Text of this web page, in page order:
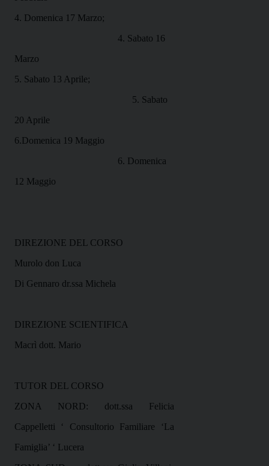
4. Domenica 17 Marzo;
4. Sabato 16
Marzo
5. Sabato 13 Aprile;
5. Sabato
20 Aprile
6.Domenica 19 Maggio
6. Domenica
12 Maggio
DIREZIONE DEL CORSO
Murolo don Luca
Di Gennaro dr.ssa Michela
DIREZIONE SCIENTIFICA
Macrì dott. Mario
TUTOR DEL CORSO
ZONA NORD: dott.ssa Felicia
Cappelletti ‘ Consultorio Familiare ‘La
Famiglia’ ‘ Lucera